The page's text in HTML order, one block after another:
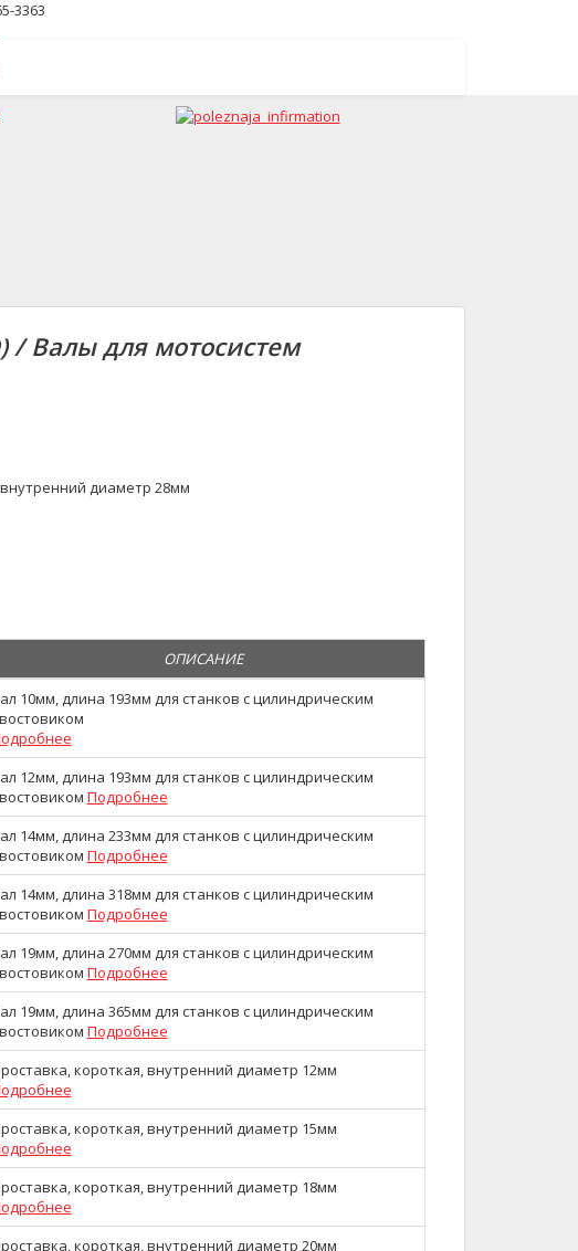
/ Валы для мотосистем
диаметр 28мм
ОПИСАНИЕ
10мм, длина 193мм для станков с цилиндрическим
12мм, длина 193мм для станков с цилиндрическим
Подробнее
14мм, длина 233мм для станков с цилиндрическим
Подробнее
14мм, длина 318мм для станков с цилиндрическим
Подробнее
19мм, длина 270мм для станков с цилиндрическим
Подробнее
19мм, длина 365мм для станков с цилиндрическим
Подробнее
короткая, внутренний диаметр 12мм
короткая, внутренний диаметр 15мм
короткая, внутренний диаметр 18мм
короткая, внутренний диаметр 20мм